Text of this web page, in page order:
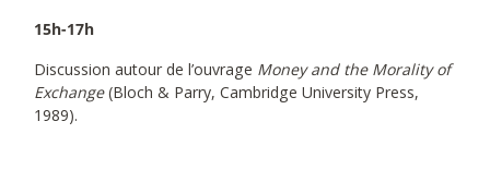
15h-17h
Discussion autour de l’ouvrage Money and the Morality of
Exchange(Bloch & Parry, Cambridge University Press,
1989).